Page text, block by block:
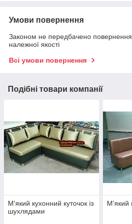
Умови повернення
Законом не передбачено повернення
належної якості
Всі умови повернення
Подібні товари компанії
М'який кухонний куточок із
шухлядами
М'який